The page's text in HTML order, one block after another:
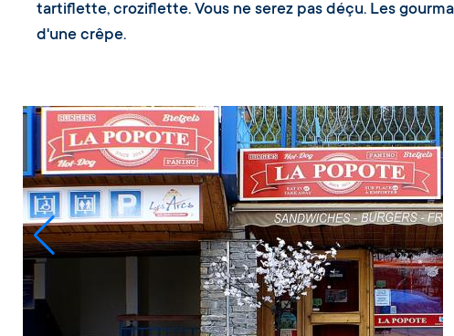
tartiflette, croziflette. Vous ne serez pas déçu. Les
d'une crêpe.